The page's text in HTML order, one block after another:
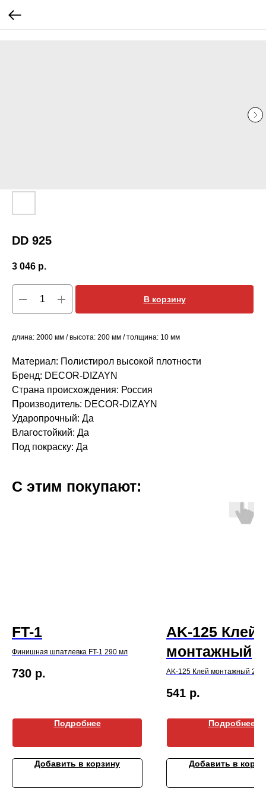
DD 925
3 046 р.
В корзину
длина: 2000 мм / высота: 200 мм / толщина: 10 мм
Материал: Полистирол высокой плотности
Бренд: DECOR-DIZAYN
Страна происхождения: Россия
Производитель: DECOR-DIZAYN
Ударопрочный: Да
Влагостойкий: Да
Под покраску: Да
С этим покупают:
FT-1
Финишная шпатлевка FT-1 290 мл
730 р.
Подробнее
Добавить в корзину
AK-125 Клей
монтажный
AK-125 Клей монтажный 290
541 р.
Подробнее
Добавить в